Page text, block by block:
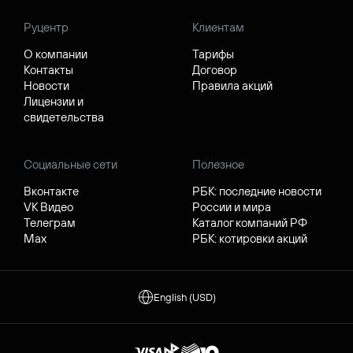
Руцентр
О компании
Контакты
Новости
Лицензии и
свидетельства
Клиентам
Тарифы
Договор
Правила акций
Социальные сети
Вконтакте
VK Видео
Телеграм
Max
Полезное
РБК: последние новости
России и мира
Каталог компаний РФ
РБК: котировки акций
English (USD)